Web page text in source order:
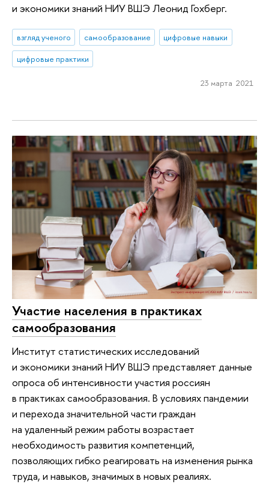
и экономики знаний НИУ ВШЭ Леонид Гохберг.
взгляд ученого самообразование
цифровые навыки
цифровые практики
23 марта 2021
Участие населения в практиках
самообразования
Институт статистических исследований
и экономики знаний НИУ ВШЭ представляет данные
опроса об интенсивности участия россиян
в практиках самообразования. В условиях пандемии
и перехода значительной части граждан
на удаленный режим работы возрастает
необходимость развития компетенций,
позволяющих гибко реагировать на изменения рынка
труда, и навыков, значимых в новых реалиях.